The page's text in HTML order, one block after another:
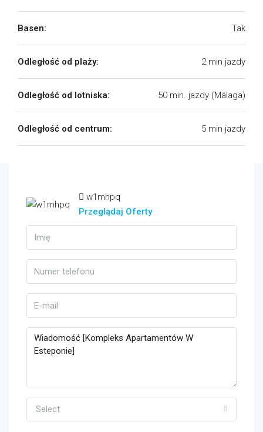
Basen: Tak
Odległość od plaży: 2 min jazdy
Odległość od lotniska: 50 min. jazdy (Málaga)
Odległość od centrum: 5 min jazdy
w1mhpq
Przeglądaj Oferty
Select